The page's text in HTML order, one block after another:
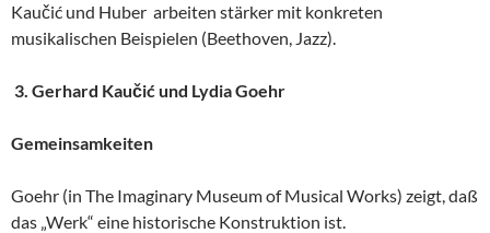
Kaučić und Huber arbeiten stärker mit konkreten
musikalischen Beispielen (Beethoven, Jazz).
3. Gerhard Kaučić und Lydia Goehr
Gemeinsamkeiten
Goehr (in The Imaginary Museum of Musical Works) zeigt, daß
das „Werk“ eine historische Konstruktion ist.